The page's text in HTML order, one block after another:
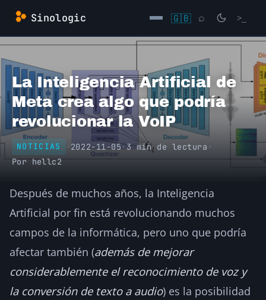
Saltar
contenido
Sinologic 🇬🇧 ⌕ >_
La Inteligencia Artificial de
Meta crea algo que podría
revolucionar la VoIP
NOTICIAS · 2022-11-05·3 min de lectura ·
Por hellc2
Después de muchos años, la Inteligencia
Artificial por fin está revolucionando muchos
campos de la informática, pero uno que podría
afectar también (además de mejorar
considerablemente el reconocimiento de voz y
la conversión de texto a audio) es la posibilidad